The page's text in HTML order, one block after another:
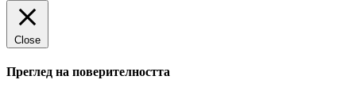
Close
Преглед на поверителността